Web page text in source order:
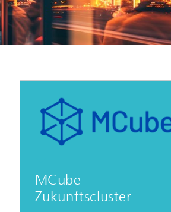
MCube –
Zukunftscluster